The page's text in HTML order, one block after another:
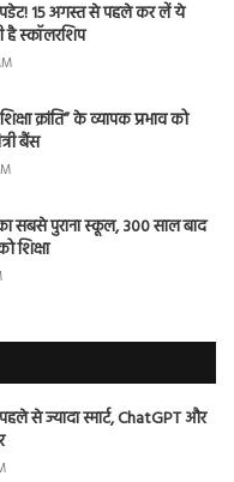
15 अगस्त से पहले कर लें ये
स्कॉलरशिप
क्रांति” के व्यापक प्रभाव को
बैंस
सबसे पुराना स्कूल, 300 साल बाद
शिक्षा
से ज्यादा स्मार्ट, ChatGPT और